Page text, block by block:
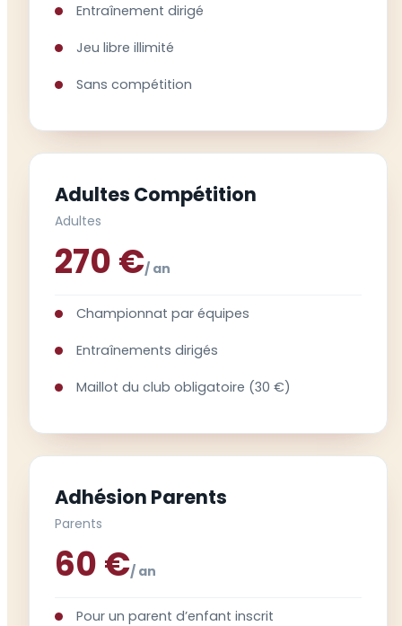
Entraînement dirigé
Jeu libre illimité
Sans compétition
Adultes Compétition
Adultes
270 €/ an
Championnat par équipes
Entraînements dirigés
Maillot du club obligatoire (30 €)
Adhésion Parents
Parents
60 €/ an
Pour un parent d’enfant inscrit